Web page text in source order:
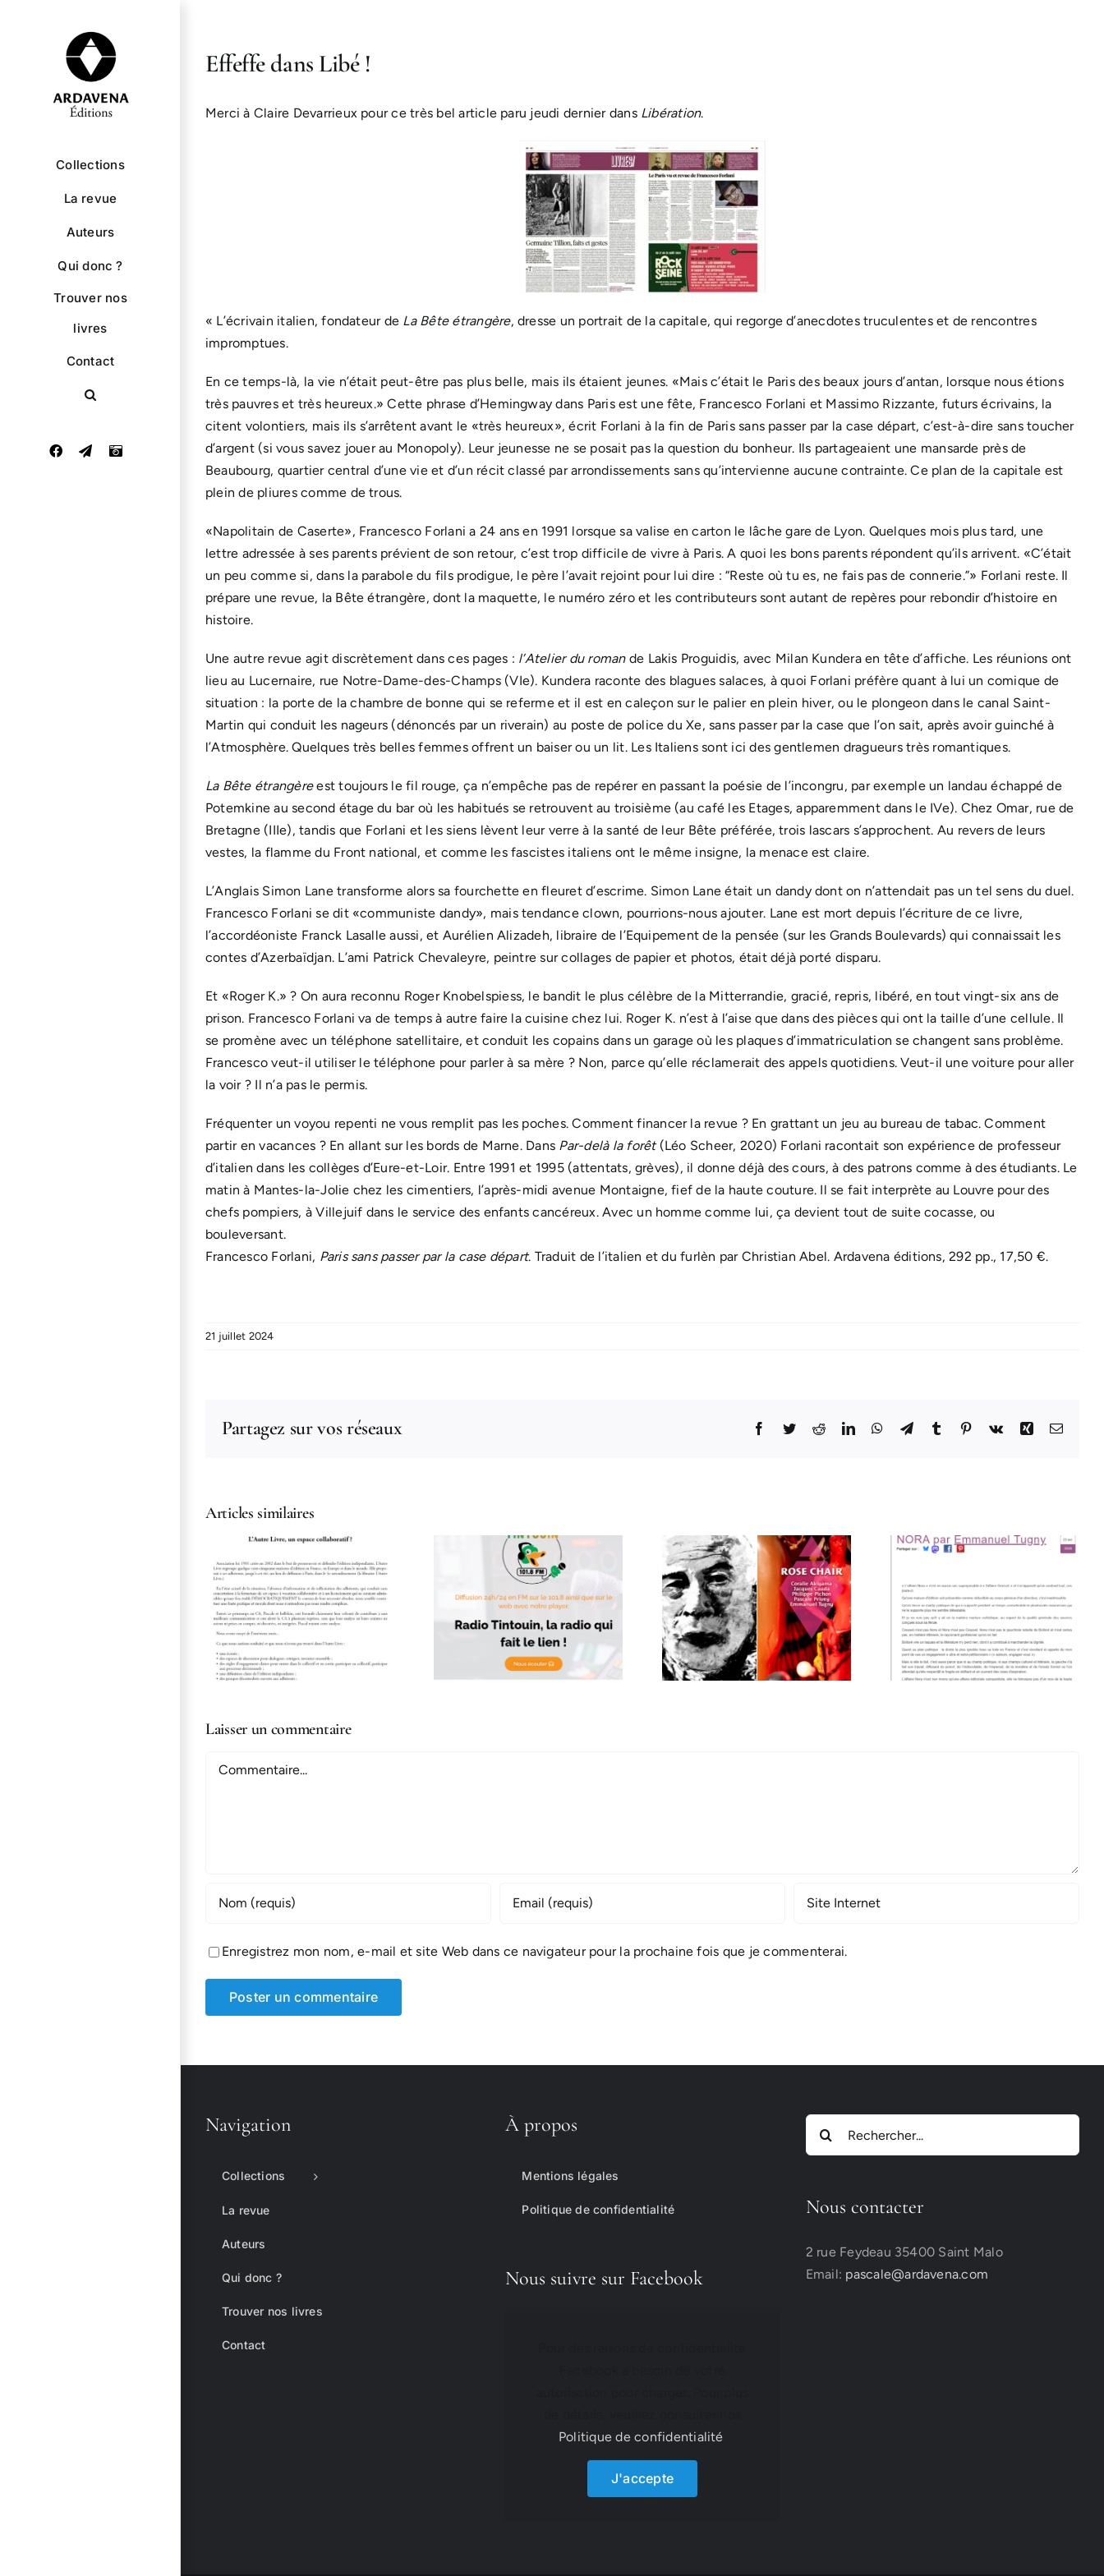
Collections
La revue
Auteurs
Qui donc ?
Trouver nos
livres
Contact
Facebook
EmailInstagram
Effeffe dans Libé !
Merci à Claire Devarrieux pource très bel article paru jeudi dernier dans Libération.
« L’écrivain italien, fondateur de La Bête étrangère, dresse un portrait de la capitale, qui regorge d’anecdotes truculentes et de rencontres
impromptues.
En ce temps-là, la vie n’était peut-être pas plus belle, mais ils étaient jeunes. «Mais c’était le Paris des beaux jours d’antan, lorsque nous étions
très pauvres et très heureux.» Cette phrase d’Hemingway dans Paris est une fête, Francesco Forlani et Massimo Rizzante, futurs écrivains, la
citent volontiers, mais ils s’arrêtent avant le «très heureux», écrit Forlani à la fin de Paris sans passer par la case départ, c’est-à-dire sans toucher
d’argent (si vous savez jouer au Monopoly). Leur jeunesse ne se posait pas la question du bonheur. Ils partageaient une mansarde près de
Beaubourg, quartier central d’une vie et d’un récit classé par arrondissements sans qu’intervienne aucune contrainte. Ce plan de la capitale est
plein de pliures comme de trous.
«Napolitain de Caserte», Francesco Forlani a 24 ans en 1991 lorsque sa valise en carton le lâche gare de Lyon. Quelques mois plus tard, une
lettre adressée à ses parents prévient de son retour, c’est trop difficile de vivre à Paris. A quoi les bons parents répondent qu’ils arrivent. «C’était
un peu comme si, dans la parabole du fils prodigue, le père l’avait rejoint pour lui dire : “Reste où tu es, ne fais pas de connerie.”» Forlani reste. Il
prépare une revue, la Bête étrangère, dont la maquette, le numéro zéro et les contributeurs sont autant de repères pour rebondir d’histoire en
histoire.
Une autre revue agit discrètement dans ces pages : l’Atelier du romande Lakis Proguidis, avec Milan Kundera en tête d’affiche. Les réunions ont
lieu au Lucernaire, rue Notre-Dame-des-Champs (VIe). Kundera raconte des blagues salaces, à quoi Forlani préfère quant à lui un comique de
situation : la porte de la chambre de bonne qui se referme et il est en caleçon sur le palier en plein hiver, ou le plongeon dans le canal Saint-
Martin qui conduit les nageurs (dénoncés par un riverain) au poste de police du Xe, sans passer par la case que l’on sait, après avoir guinché à
l’Atmosphère. Quelques très belles femmes offrent un baiser ou un lit. Les Italiens sont ici des gentlemen dragueurs très romantiques.
La Bête étrangèreest toujours le fil rouge, ça n’empêche pas de repérer en passant la poésie de l’incongru, par exemple un landau échappé de
Potemkine au second étage du bar où les habitués se retrouvent au troisième (au café les Etages, apparemment dans le IVe). Chez Omar, rue de
Bretagne (IIIe), tandis que Forlani et les siens lèvent leur verre à la santé de leur Bête préférée, trois lascars s’approchent. Au revers de leurs
vestes, la flamme du Front national, et comme les fascistes italiens ont le même insigne, la menace est claire.
L’Anglais Simon Lane transforme alors sa fourchette en fleuret d’escrime. Simon Lane était un dandy dont on n’attendait pas un tel sens du duel.
Francesco Forlani se dit «communiste dandy», mais tendance clown, pourrions-nous ajouter. Lane est mort depuis l’écriture de ce livre,
l’accordéoniste Franck Lasalle aussi, et Aurélien Alizadeh, libraire de l’Equipement de la pensée (sur les Grands Boulevards) qui connaissait les
contes d’Azerbaïdjan. L’ami Patrick Chevaleyre, peintre sur collages de papier et photos, était déjà porté disparu.
Et «Roger K.» ? On aura reconnu Roger Knobelspiess, le bandit le plus célèbre de la Mitterrandie, gracié, repris, libéré, en tout vingt-six ans de
prison. Francesco Forlani va de temps à autre faire la cuisine chez lui. Roger K. n’est à l’aise que dans des pièces qui ont la taille d’une cellule. Il
se promène avec un téléphone satellitaire, et conduit les copains dans un garage où les plaques d’immatriculation se changent sans problème.
Francesco veut-il utiliser le téléphone pour parler à sa mère ? Non, parce qu’elle réclamerait des appels quotidiens. Veut-il une voiture pour aller
la voir ? Il n’a pas le permis.
Fréquenter un voyou repenti ne vous remplit pas les poches. Comment financer la revue ? En grattant un jeu au bureau de tabac. Comment
partir en vacances ? En allant sur les bords de Marne. Dans Par-delà la forêt(Léo Scheer, 2020) Forlani racontait son expérience de professeur
d’italien dans les collèges d’Eure-et-Loir. Entre 1991 et 1995 (attentats, grèves), il donne déjà des cours, à des patrons comme à des étudiants. Le
matin à Mantes-la-Jolie chez les cimentiers, l’après-midi avenue Montaigne, fief de la haute couture. Il se fait interprète au Louvre pour des
chefs pompiers, à Villejuif dans le service des enfants cancéreux. Avec un homme comme lui, ça devient tout de suite cocasse, ou
bouleversant.
Francesco Forlani, Paris sans passer par la case départ. Traduit de l’italien et du furlèn par Christian Abel. Ardavena éditions, 292 pp., 17,50 €.
21 juillet 2024
Partagez sur vos réseaux Facebook
TwitterRedditLinkedInWhatsApp
TelegramTumblr Pinterest
Vk Xing Email
Articles similaires
Ardavena sur Radio
Tintouin
Rose Chair sur
Radio Libertaire
L’ « affaire Nora »
vue par Tugny
Laisser un commentaire
Commentaire
Enregistrez mon nom, e-mail et site Web dans ce navigateur pour la prochaine fois que je commenterai.
Navigation
Collections
La revue
Auteurs
Qui donc ?
Trouver nos livres
Contact
À propos
Mentions légales
Politique de confidentialité
Nous suivre sur Facebook
Politique de confidentialité
J'accepte
Nous contacter
2 rue Feydeau 35400 Saint Malo
Email: pascale@ardavena.com